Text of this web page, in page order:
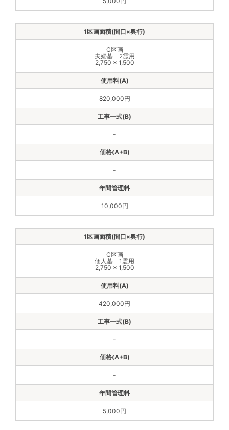
C区画
夫婦墓 2霊用
2,750 × 1,500
820,000円
-
-
10,000円
C区画
個人墓 1霊用
2,750 × 1,500
420,000円
-
-
5,000円